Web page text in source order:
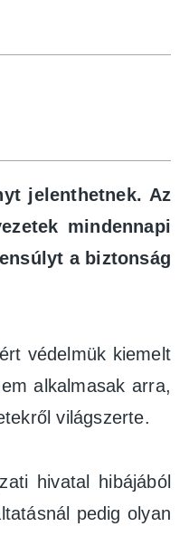
jelenthetnek. Az
mindennapi
a biztonság
védelmük kiemelt
alkalmasak arra,
világszerte.
hivatal hibájából
pedig olyan